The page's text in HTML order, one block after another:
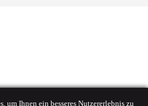
um Ihnen ein besseres Nutzererlebnis zu